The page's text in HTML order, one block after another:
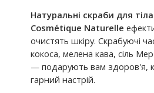
Натуральні скраби для
Cosmétique Naturelle
очистять шкіру. Скрабуючі
кокоса, мелена кава, сіль
— подарують вам здоров'я,
гарний настрій.